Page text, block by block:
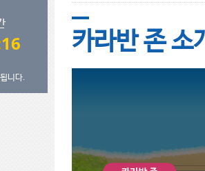
니다.
카라반 존 소